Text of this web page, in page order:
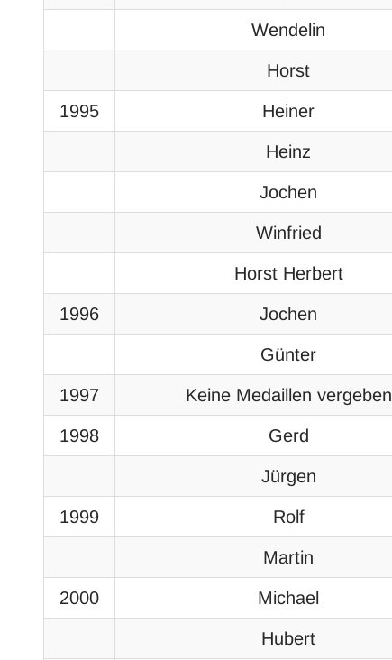
Wendelin
Horst
1995 Heiner
Heinz
Jochen
Winfried
Horst Herbert
1996 Jochen
Günter
1997 Keine Medaillen vergeben
1998 Gerd
Jürgen
1999 Rolf
Martin
2000 Michael
Hubert